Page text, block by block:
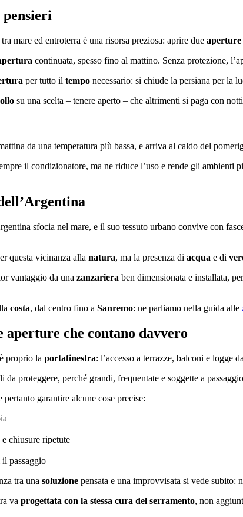
mare ed entroterra è una risorsa preziosa: aprire due aperture
continuata, spesso fino al mattino. Senza protezione,
per tutto il tempo necessario: si chiude la persiana per la
su una scelta – tenere aperto – che altrimenti si paga con
da una temperatura più bassa, e arriva al caldo del
il condizionatore, ma ne riduce l’uso e rende gli
sfocia nel mare, e il suo tessuto urbano convive con
questa vicinanza alla natura, ma la presenza di acqua e di
vantaggio da una zanzariera ben dimensionata e installata,
costa, dal centro fino a Sanremo: ne parliamo nella guida alle
che contano davvero
proprio la portafinestra: l’accesso a terrazze, balconi e logge
da proteggere, perché grandi, frequentate e soggette a
pertanto garantire alcune cose precise:
chiusure ripetute
passaggio
tra una soluzione pensata e una improvvisata si vede subito:
va progettata con la stessa cura del serramento, non